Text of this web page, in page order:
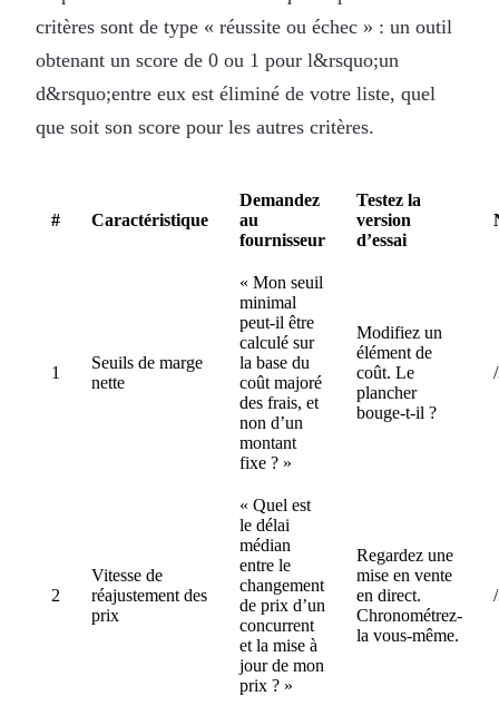
critères sont de type « réussite ou échec » : un outil
obtenant un score de 0 ou 1 pour l&rsquo;un
d&rsquo;entre eux est éliminé de votre liste, quel
que soit son score pour les autres critères.
# Caractéristique
Demandez
au
fournisseur
Testez la
version
d’essai
1
Seuils de marge
nette
« Mon seuil
minimal
peut-il être
calculé sur
la base du
coût majoré
des frais, et
non d’un
montant
fixe ? »
Modifiez un
élément de
coût. Le
plancher
bouge-t-il ?
2
Vitesse de
réajustement des
prix
« Quel est
le délai
médian
entre le
changement
de prix d’un
concurrent
et la mise à
jour de mon
prix ? »
Regardez une
mise en vente
en direct.
Chronométrez-
la vous-même.